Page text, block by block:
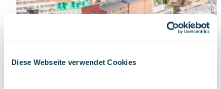
Diese Webseite verwendet Cookies